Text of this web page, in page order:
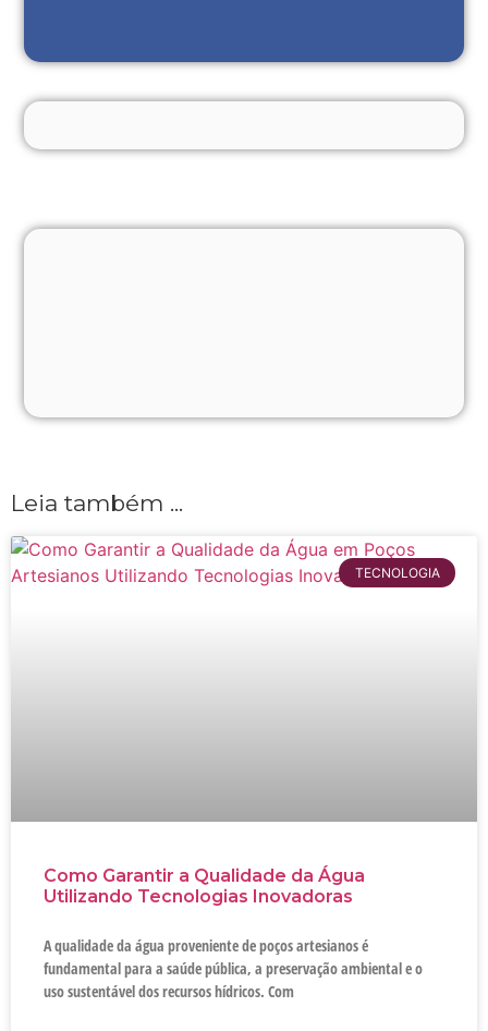
Leia também ...
TECNOLOGIA
Como Garantir a Qualidade da Água
Utilizando Tecnologias Inovadoras
A qualidade da água proveniente de poços artesianos é
fundamental para a saúde pública, a preservação ambiental e o
uso sustentável dos recursos hídricos. Com